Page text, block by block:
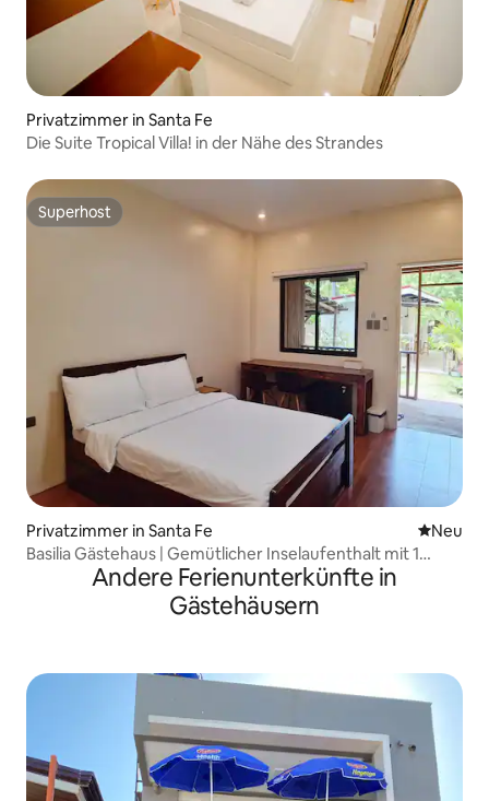
Privatzimmer in Santa Fe
Die Suite Tropical Villa! in der Nähe des Strandes
Superhost
Superhost
Privatzimmer in Santa Fe Neue
Neu
Basilia Gästehaus | Gemütlicher Inselaufenthalt mit 1
SchlafzimmerAndere Ferienunterkünfte in
Gästehäusern